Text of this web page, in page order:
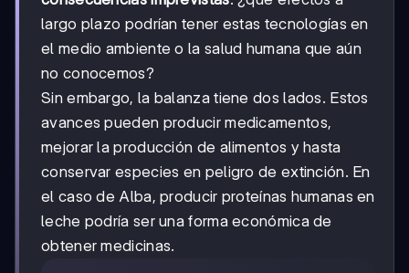
largo plazo podrían tener estas tecnologías en
el medio ambiente o la salud humana que aún
no conocemos?
Sin embargo, la balanza tiene dos lados. Estos
avances pueden producir medicamentos,
mejorar la producción de alimentos y hasta
conservar especies en peligro de extinción. En
el caso de Alba, producir proteínas humanas en
leche podría ser una forma económica de
obtener medicinas.